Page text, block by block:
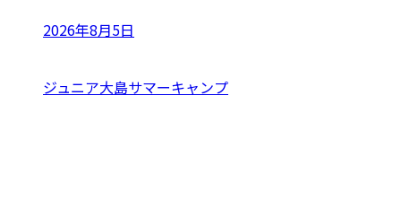
2026年8月5日
ジュニア大島サマーキャンプ